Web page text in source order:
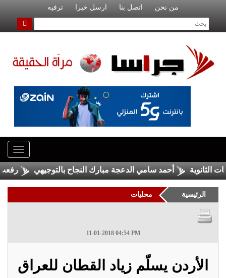
من نحن اتصل بنا ارسل خبرا ترفيه
أحمد سامي الدعجة مبارك النجاح بالتوجيهي رفعت
الرئيسية محليات
11-01-2018 04:54 PM
الأردن يسلّم زياد القطان للعراق